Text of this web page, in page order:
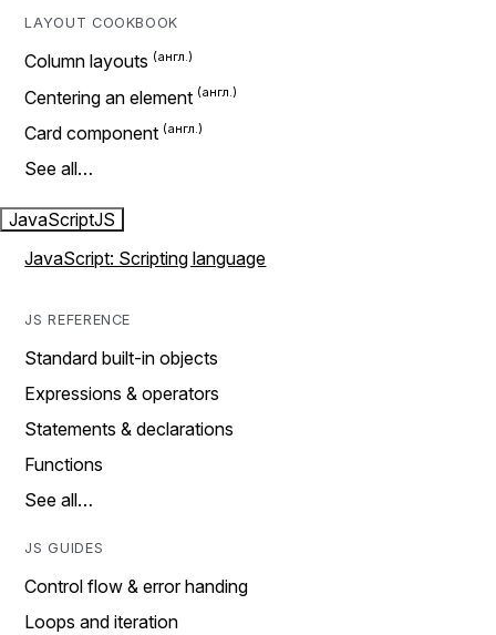
LAYOUT COOKBOOK
Column layouts
Centering an element
Card component
See all…
JavaScriptJS
JavaScript: Scripting language
JS REFERENCE
Standard built-in objects
Expressions & operators
Statements & declarations
Functions
See all…
JS GUIDES
Control flow & error handing
Loops and iteration